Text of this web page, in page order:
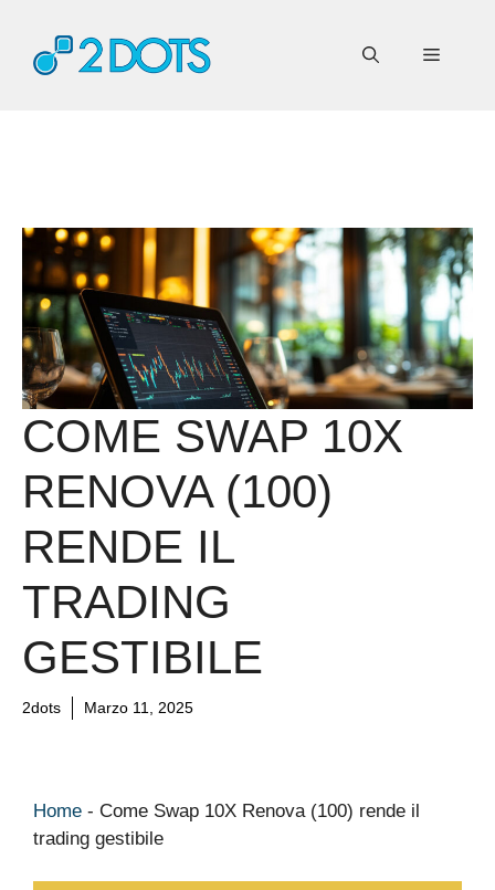
contenuto
Menu
COME SWAP 10X
RENOVA (100)
RENDE IL
TRADING
GESTIBILE
2dots Marzo 11, 2025
Home - Come Swap 10X Renova (100) rende il
trading gestibile